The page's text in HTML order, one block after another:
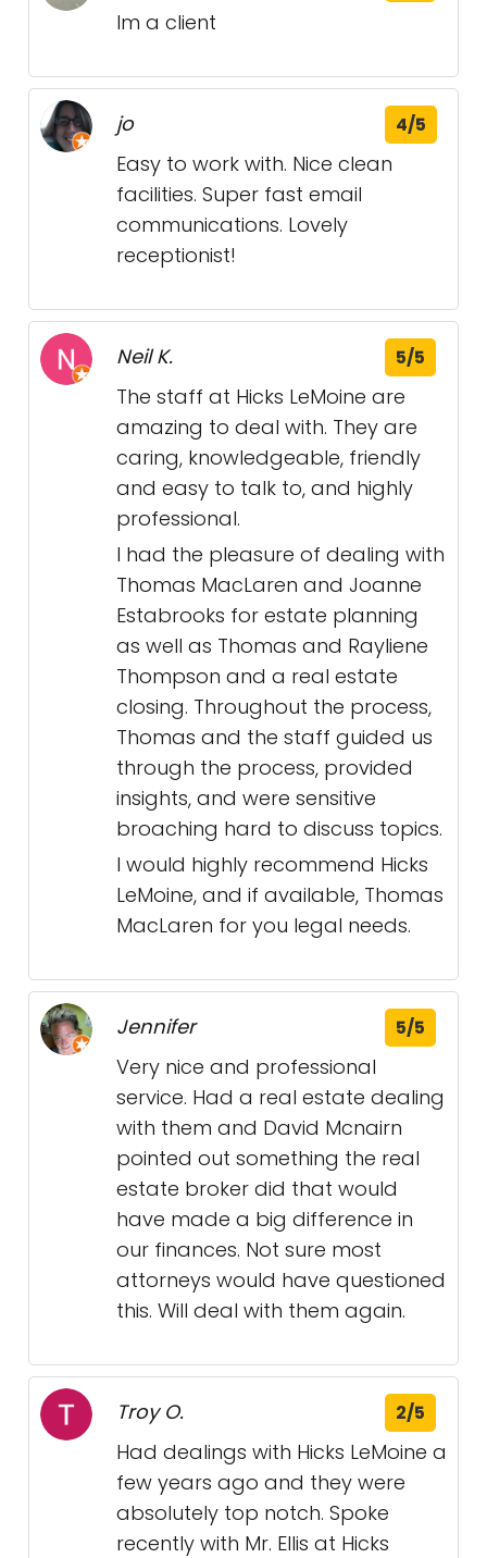
Im a client
jo 4/5
Easy to work with. Nice clean
facilities. Super fast email
communications. Lovely
receptionist!
Neil K. 5/5
The staff at Hicks LeMoine are
amazing to deal with. They are
caring, knowledgeable, friendly
and easy to talk to, and highly
professional.
I had the pleasure of dealing with
Thomas MacLaren and Joanne
Estabrooks for estate planning
as well as Thomas and Rayliene
Thompson and a real estate
closing. Throughout the process,
Thomas and the staff guided us
through the process, provided
insights, and were sensitive
broaching hard to discuss topics.
I would highly recommend Hicks
LeMoine, and if available, Thomas
MacLaren for you legal needs.
Jennifer 5/5
Very nice and professional
service. Had a real estate dealing
with them and David Mcnairn
pointed out something the real
estate broker did that would
have made a big difference in
our finances. Not sure most
attorneys would have questioned
this. Will deal with them again.
Troy O. 2/5
Had dealings with Hicks LeMoine a
few years ago and they were
absolutely top notch. Spoke
recently with Mr. Ellis at Hicks